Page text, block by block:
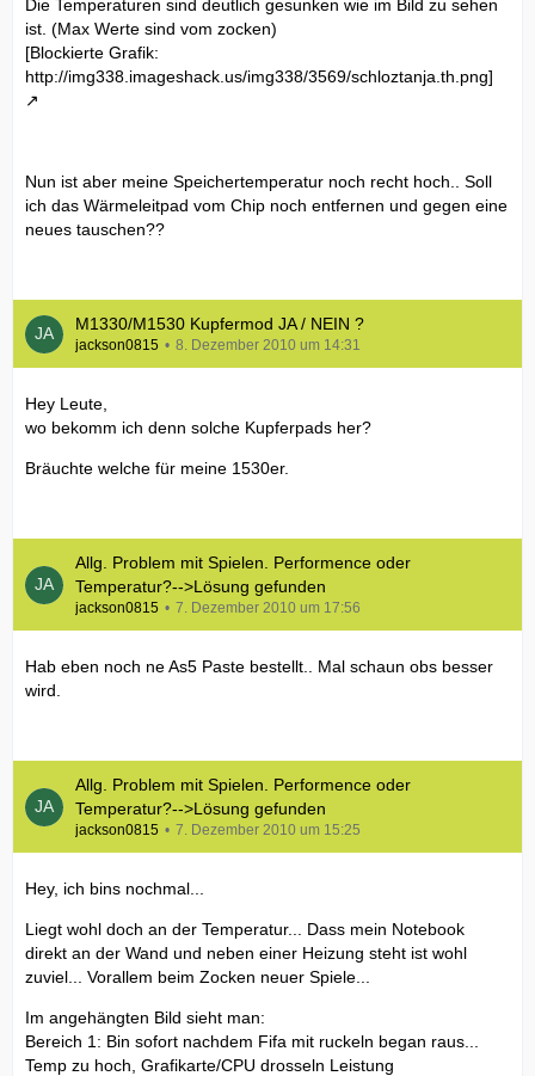
Die Temperaturen sind deutlich gesunken wie im Bild zu sehen
ist. (Max Werte sind vom zocken)
[Blockierte Grafik:
http://img338.imageshack.us/img338/3569/schloztanja.th.png]
Nun ist aber meine Speichertemperatur noch recht hoch.. Soll
ich das Wärmeleitpad vom Chip noch entfernen und gegen eine
neues tauschen??
M1330/M1530 Kupfermod JA / NEIN ?
jackson0815 8. Dezember 2010 um 14:31
Hey Leute,
wo bekomm ich denn solche Kupferpads her?
Bräuchte welche für meine 1530er.
Allg. Problem mit Spielen. Performence oder
Temperatur?-->Lösung gefunden
jackson0815 7. Dezember 2010 um 17:56
Hab eben noch ne As5 Paste bestellt.. Mal schaun obs besser
wird.
Allg. Problem mit Spielen. Performence oder
Temperatur?-->Lösung gefunden
jackson0815 7. Dezember 2010 um 15:25
Hey, ich bins nochmal...
Liegt wohl doch an der Temperatur... Dass mein Notebook
direkt an der Wand und neben einer Heizung steht ist wohl
zuviel... Vorallem beim Zocken neuer Spiele...
Im angehängten Bild sieht man:
Bereich 1: Bin sofort nachdem Fifa mit ruckeln began raus...
Temp zu hoch, Grafikarte/CPU drosseln Leistung